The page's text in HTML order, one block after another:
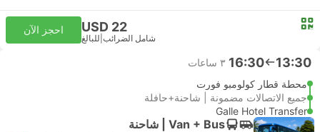
USD 22
شامل الضرائب للبالغ
احجز الآن
13:30
16:30 ٣ ساعات
محطة قطار كولومبو فورت
جميع الاتصالات مضمونة | شاحنة+حافلة
Galle Hotel Transfer
Van + Bus | شاحنة